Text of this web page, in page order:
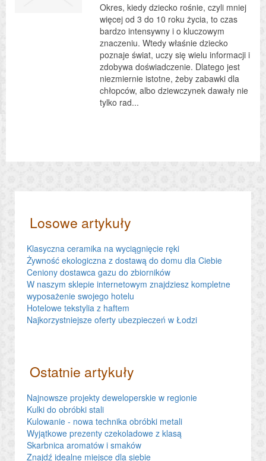
Okres, kiedy dziecko rośnie, czyli mniej
więcej od 3 do 10 roku życia, to czas
bardzo intensywny i o kluczowym
znaczeniu. Wtedy właśnie dziecko
poznaje świat, uczy się wielu informacji i
zdobywa doświadczenie. Dlatego jest
niezmiernie istotne, żeby zabawki dla
chłopców, albo dziewczynek dawały nie
tylko rad...
Losowe artykuły
Klasyczna ceramika na wyciągnięcie ręki
Żywność ekologiczna z dostawą do domu dla Ciebie
Ceniony dostawca gazu do zbiorników
W naszym sklepie internetowym znajdziesz kompletne
wyposażenie swojego hotelu
Hotelowe tekstylia z haftem
Najkorzystniejsze oferty ubezpieczeń w Łodzi
Ostatnie artykuły
Najnowsze projekty deweloperskie w regionie
Kulki do obróbki stali
Kulowanie - nowa technika obróbki metali
Wyjątkowe prezenty czekoladowe z klasą
Skarbnica aromatów i smaków
Znajdź idealne miejsce dla siebie